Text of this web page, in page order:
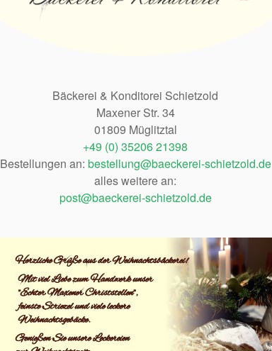
Bäckerei & Konditorei Schietzold
Maxener Str. 34
01809 Müglitztal
+49 (0) 35206 21398
Bestellungen an: bestellung@baeckerei-schietzold.de
alles weitere an:
post@baeckerei-schietzold.de